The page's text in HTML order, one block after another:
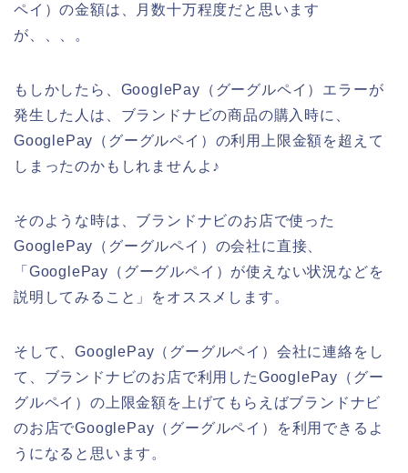
ペイ）の金額は、月数十万程度だと思います
が、、、。
もしかしたら、GooglePay（グーグルペイ）エラーが
発生した人は、ブランドナビの商品の購入時に、
GooglePay（グーグルペイ）の利用上限金額を超えて
しまったのかもしれませんよ♪
そのような時は、ブランドナビのお店で使った
GooglePay（グーグルペイ）の会社に直接、
「GooglePay（グーグルペイ）が使えない状況などを
説明してみること」をオススメします。
そして、GooglePay（グーグルペイ）会社に連絡をし
て、ブランドナビのお店で利用したGooglePay（グー
グルペイ）の上限金額を上げてもらえばブランドナビ
のお店でGooglePay（グーグルペイ）を利用できるよ
うになると思います。